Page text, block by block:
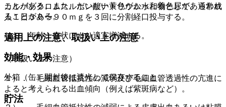
ことがある。また、だいだい黄色がかった着色尿があらわれ
ることがある。
適用上の注意、取扱い上の注意
（取扱い上の注意）
外箱（缶）開封後は遮光して保存すること。
貯法
カルバゾクロムスルホン酸ナトリウム水和物として、通常成
人１日３０〜９０ｍｇを３回に分割経口投与する。
なお、年齢、症状により適宜増減する。
効能・効果
１）． 毛細血管抵抗性の減弱及び毛細血管透過性の亢進に
よると考えられる出血傾向（例えば紫斑病など）。